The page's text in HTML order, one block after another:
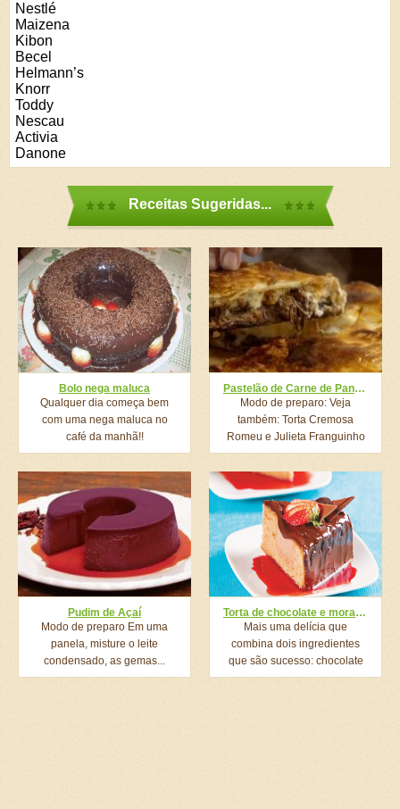
Nestlé
Maizena
Kibon
Becel
Helmann’s
Knorr
Toddy
Nescau
Activia
Danone
Receitas Sugeridas...
Bolo nega maluca
Qualquer dia começa bem
com uma nega maluca no
café da manhã!!
Pastelão de Carne de Panela
Modo de preparo: Veja
também: Torta Cremosa
Romeu e Julieta Franguinho
Crocante...
Pudim de Açaí
Modo de preparo Em uma
panela, misture o leite
condensado, as gemas...
Torta de chocolate e morango
Mais uma delícia que
combina dois ingredientes
que são sucesso: chocolate
e...